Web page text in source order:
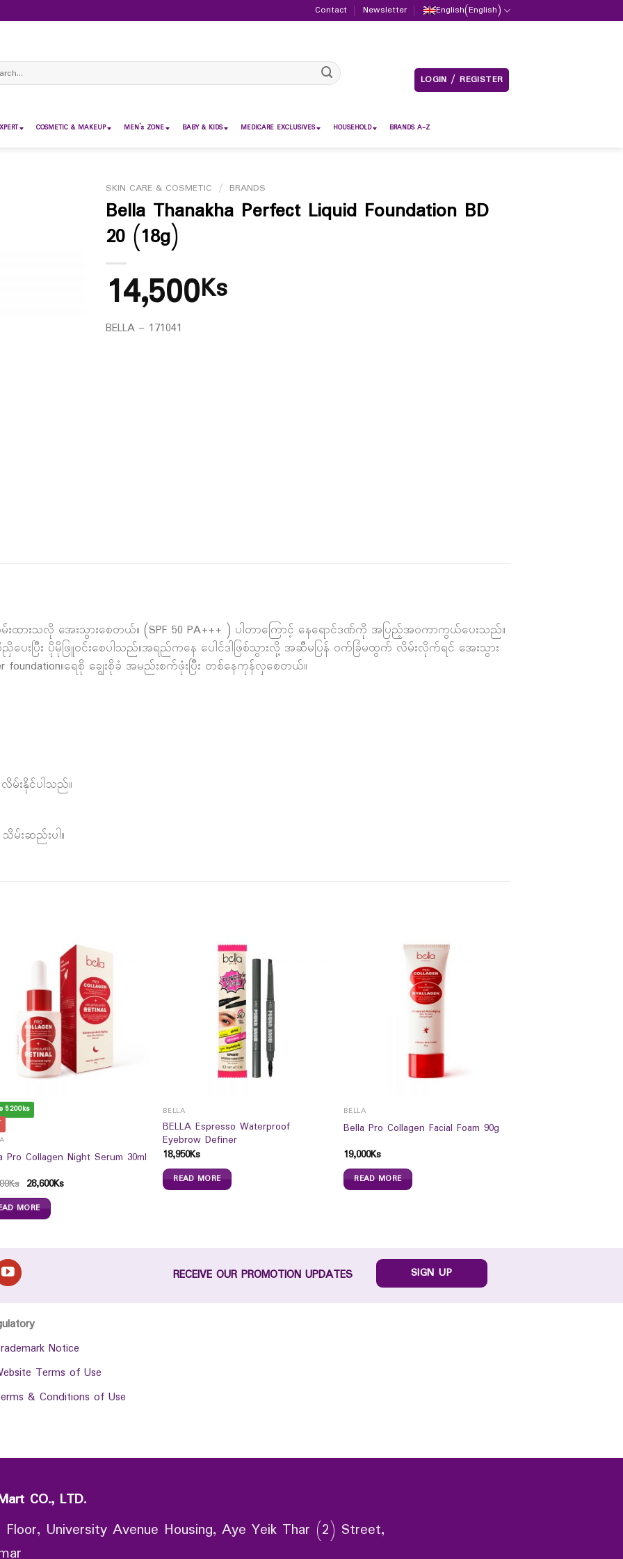
Contact Newsletter English(English)
LOGIN / REGISTER
COSMETIC & MAKEUP MEN’s ZONE BABY & KIDS MEDICARE EXCLUSIVES HOUSEHOLD BRANDS A-Z
SKIN CARE & COSMETIC / BRANDS
Bella Thanakha Perfect Liquid Foundation BD
20 (18g)
14,500Ks
BELLA – 171041
းလိမ်းထားသလို အေးသွားစေတယ်။ (SPF 50 PA+++ ) ပါတာကြောင့် နေရောင်ဒဏ်ကို အပြည့်အဝကာကွယ်ပေးသည်။
ေးပြီး ပိုမိုဖြူဝင်းစေပါသည်။အရည်ကနေ ပေါင်ဒါဖြစ်သွားလို့ အဆီမပြန် ဝက်ခြံမထွက် လိမ်းလိုက်ရင် အေးသွား
foundation။ရေစို ချွေးစိုခံ အမည်းစက်ဖုံးပြီး တစ်နေကုန်လှစေတယ်။
းနိုင်ပါသည်။
းဆည်းပါ။
5200ks
Pro Collagen Night Serum 30ml
Ks 28,600Ks
MORE
BELLA
BELLA Espresso Waterproof
Eyebrow Definer
18,950Ks
READ MORE
BELLA
Bella Pro Collagen Facial Foam 90g
19,000Ks
READ MORE
RECEIVE OUR PROMOTION UPDATES SIGN UP
Notice
Terms of Use
& Conditions of Use
CO., LTD.
Floor, University Avenue Housing, Aye Yeik Thar (2) Street,